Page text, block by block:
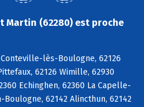
Martin (62280) est proche
lès-Boulogne, 62126
62126 Wimille, 62930
Echinghen, 62360 La Capelle-
62142 Alincthun, 62142